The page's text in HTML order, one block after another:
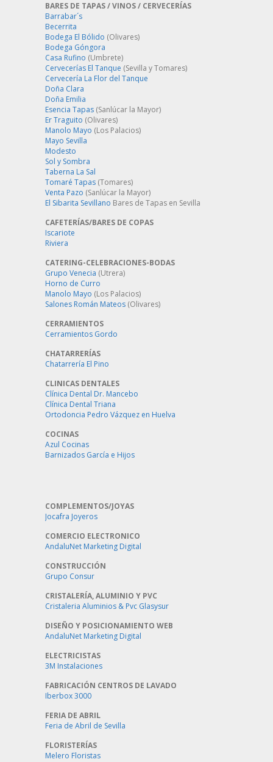
BARES DE TAPAS / VINOS / CERVECERÍAS
Barrabar´s
Becerrita
Bodega El Bólido (Olivares)
Bodega Góngora
Casa Rufino (Umbrete)
Cervecerías El Tanque (Sevilla y Tomares)
Cervecería La Flor del Tanque
Doña Clara
Doña Emilia
Esencia Tapas (Sanlúcar la Mayor)
Er Traguito (Olivares)
Manolo Mayo (Los Palacios)
Mayo Sevilla
Modesto
Sol y Sombra
Taberna La Sal
Tomaré Tapas (Tomares)
Venta Pazo (Sanlúcar la Mayor)
El Sibarita Sevillano Bares de Tapas en Sevilla
CAFETERÍAS/BARES DE COPAS
Iscariote
Riviera
CATERING-CELEBRACIONES-BODAS
Grupo Venecia (Utrera)
Horno de Curro
Manolo Mayo (Los Palacios)
Salones Román Mateos (Olivares)
CERRAMIENTOS
Cerramientos Gordo
CHATARRERÍAS
Chatarrería El Pino
CLINICAS DENTALES
Clínica Dental Dr. Mancebo
Clínica Dental Triana
Ortodoncia Pedro Vázquez en Huelva
COCINAS
Azul Cocinas
Barnizados García e Hijos
COMPLEMENTOS/JOYAS
Jocafra Joyeros
COMERCIO ELECTRONICO
AndaluNet Marketing Digital
CONSTRUCCIÓN
Grupo Consur
CRISTALERÍA, ALUMINIO Y PVC
Cristaleria Aluminios & Pvc Glasysur
DISEÑO Y POSICIONAMIENTO WEB
AndaluNet Marketing Digital
ELECTRICISTAS
3M Instalaciones
FABRICACIÓN CENTROS DE LAVADO
Iberbox 3000
FERIA DE ABRIL
Feria de Abril de Sevilla
FLORISTERÍAS
Melero Floristas